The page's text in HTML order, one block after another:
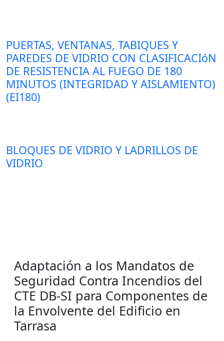
PUERTAS, VENTANAS, TABIQUES Y
PAREDES DE VIDRIO CON CLASIFICACIóN
DE RESISTENCIA AL FUEGO DE 180
MINUTOS (INTEGRIDAD Y AISLAMIENTO)
(EI180)
BLOQUES DE VIDRIO Y LADRILLOS DE
VIDRIO
Adaptación a los Mandatos de
Seguridad Contra Incendios del
CTE DB-SI para Componentes de
la Envolvente del Edificio en
Tarrasa